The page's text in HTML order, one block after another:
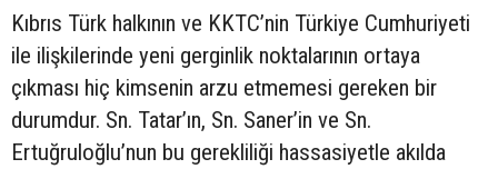
Kıbrıs Türk halkının ve KKTC’nin Türkiye Cumhuriyeti
ile ilişkilerinde yeni gerginlik noktalarının ortaya
çıkması hiç kimsenin arzu etmemesi gereken bir
durumdur. Sn. Tatar’ın, Sn. Saner’in ve Sn.
Ertuğruloğlu’nun bu gerekliliği hassasiyetle akılda